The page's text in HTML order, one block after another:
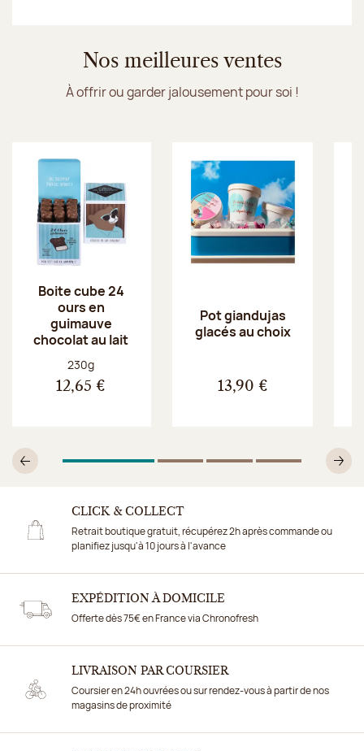
Nos meilleures ventes
À offrir ou garder jalousement pour soi !
Boite cube 24
ours en
guimauve
chocolat au lait
Poids net :
230g
12,65 €
Pot giandujas
glacés au choix
13,90 €
Précédent
1Sur 4 2Sur 4
3Sur 4
4Sur 4
CLICK & COLLECT
Retrait boutique gratuit, récupérez 2h après commande ou
planifiez jusqu'à 10 jours à l'avance
EXPÉDITION À DOMICILE
Offerte dès 75€ en France via Chronofresh
LIVRAISON PAR COURSIER
Coursier en 24h ouvrées ou sur rendez-vous à partir de nos
magasins de proximité